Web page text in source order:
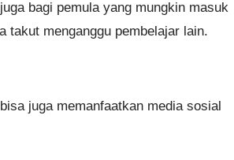
bagi pemula yang mungkin masuk
takut menganggu pembelajar lain.
juga memanfaatkan media sosial